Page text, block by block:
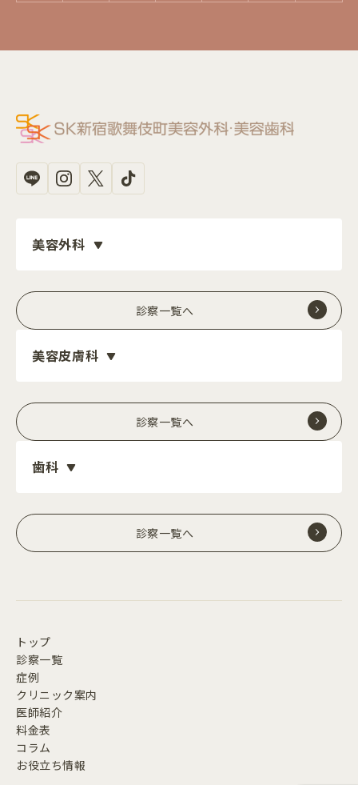
美容外科
診察一覧へ
美容皮膚科
診察一覧へ
歯科
診察一覧へ
トップ
診察一覧
症例
クリニック案内
医師紹介
料金表
コラム
お役立ち情報